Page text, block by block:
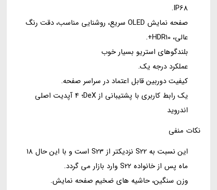
IP68.
صفحه نمایش OLED سریع، روشنایی مناسب، دقت رنگ
عالی، HDR10+.
بلندگوهای استریو بسیار خوب
عملکرد درجه یک.
کیفیت دوربین قابل اعتماد در سراسر صفحه.
یک رابط کاربری با پشتیبانی از DeX؛ 4 آپدیت اصلی
اندروید
نکات منفی
این نسبت به S22 نزدیکتر از S23 است و با این حال 18
ماه پس از خانواده S22 وارد بازار می گردد.
وزن سنگین، حاشیه های ضخیم صفحه نمایش.